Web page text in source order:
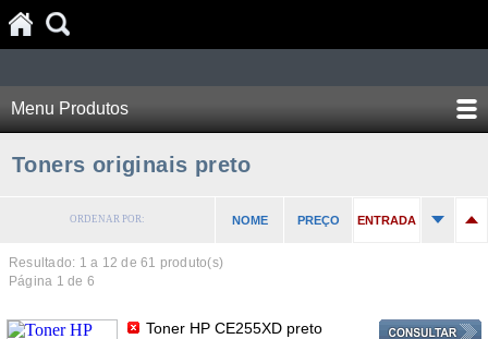
Menu Produtos
Toners originais preto
ORDENAR POR: NOME PREÇO ENTRADA
Resultado: 1 a 12 de 61 produto(s)
Página 1 de 6
Toner HP CE255XD preto